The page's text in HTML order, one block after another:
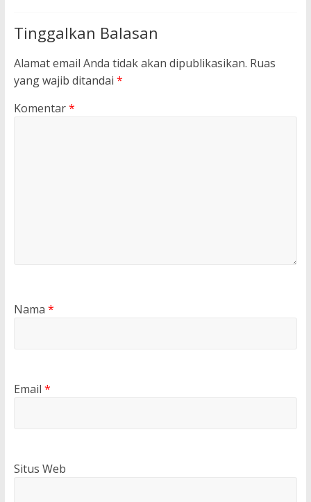
Tinggalkan Balasan
Alamat email Anda tidak akan dipublikasikan. Ruas
yang wajib ditandai *
Komentar*
Nama *
Email *
Situs Web